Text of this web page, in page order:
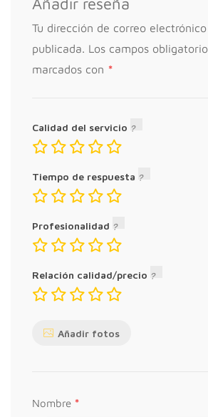
Tu dirección de correo
publicada. Los campos
marcados con *
Calidad del servicio
Tiempo de respuesta
Profesionalidad
Relación calidad/precio
Añadir fotos
Nombre *